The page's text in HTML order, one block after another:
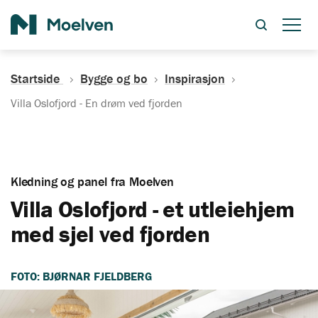
Startside Bygge og bo Inspirasjon
Villa Oslofjord - En drøm ved fjorden
Kledning og panel fra Moelven
Villa Oslofjord - et utleiehjem
med sjel ved fjorden
FOTO: BJØRNAR FJELDBERG